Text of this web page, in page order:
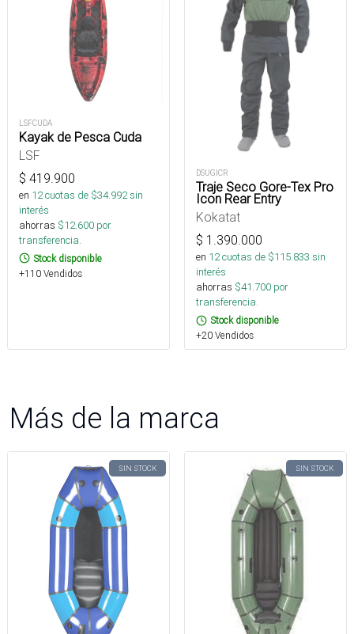
LSFCUDA
Kayak de Pesca Cuda
LSF
$ 419.900
en 12cuotas de $34.992sin
interés
ahorras $12.600 por
transferencia.
Stock disponible
+110 Vendidos
DSUGICR
Traje Seco Gore-Tex Pro
Icon Rear Entry
Kokatat
$ 1.390.000
en 12cuotas de $115.833 sin
interés
ahorras $41.700 por
transferencia.
Stock disponible
+20 Vendidos
Más de la marca
SIN STOCK SIN STOCK